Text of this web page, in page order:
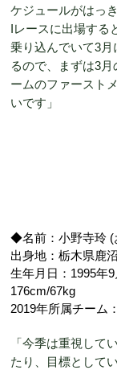
ケジュールがはっ
Iレースに出場する
乗り込んでいて3
るので、まずは3
ームのファースト
いです」
◆名前：小野寺玲 (
出身地：栃木県鹿
生年月日：1995年
176cm/67kg
2019年所属チーム
「今季は重視して
たり、目標として